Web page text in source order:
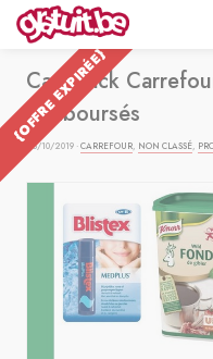
{OFFRE EXPIRÉE}
Cashback
remboursés
28/10/2019 ·CARREFOUR, NON CLASSÉ,